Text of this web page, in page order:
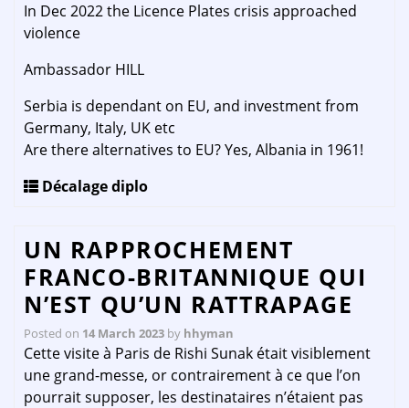
In Dec 2022 the Licence Plates crisis approached
violence
Ambassador HILL
Serbia is dependant on EU, and investment from
Germany, Italy, UK etc
Are there alternatives to EU? Yes, Albania in 1961!
Décalage diplo
UN RAPPROCHEMENT
FRANCO-BRITANNIQUE QUI
N’EST QU’UN RATTRAPAGE
Posted on 14 March 2023 by hhyman
Cette visite à Paris de Rishi Sunak était visiblement
une grand-messe, or contrairement à ce que l’on
pourrait supposer, les destinataires n’étaient pas